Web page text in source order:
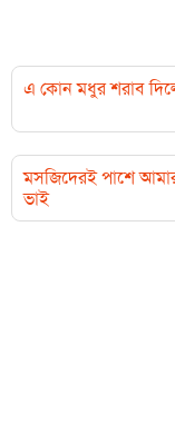
এ কোন মধুর শরাব
মসজিদেরই পাশে
ভাই